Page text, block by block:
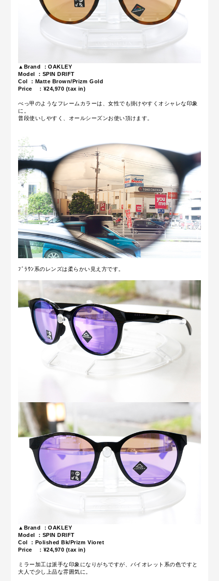
▲Brand ：OAKLEY
Model ：SPIN DRIFT
Col ：Matte Brown/Prizm Gold
Price ：¥24,970 (tax in)
べっ甲のようなフレームカラーは、女性でも掛けやすくオシャレな印象
に。
普段使いしやすく、オールシーズンお使い頂けます。
ﾌﾞﾗｳﾝ系のレンズは柔らかい見え方です。
▲Brand ：OAKLEY
Model ：SPIN DRIFT
Col ：Polished Bk/Prizm Vioret
Price ：¥24,970 (tax in)
ミラー加工は派手な印象になりがちですが、バイオレット系の色ですと
大人で少し上品な雰囲気に。